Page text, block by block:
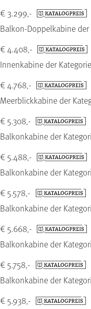
Balkon-Doppelkabine der
€ 3.299,-
Innenkabine der
€ 4.408,-
Meerblickkabine der
€ 4.768,-
Balkonkabine der
€ 5.308,-
Balkonkabine der
€ 5.488,-
Balkonkabine der
€ 5.578,-
Balkonkabine der
€ 5.668,-
Balkonkabine der
€ 5.758,-
€ 5.938,-